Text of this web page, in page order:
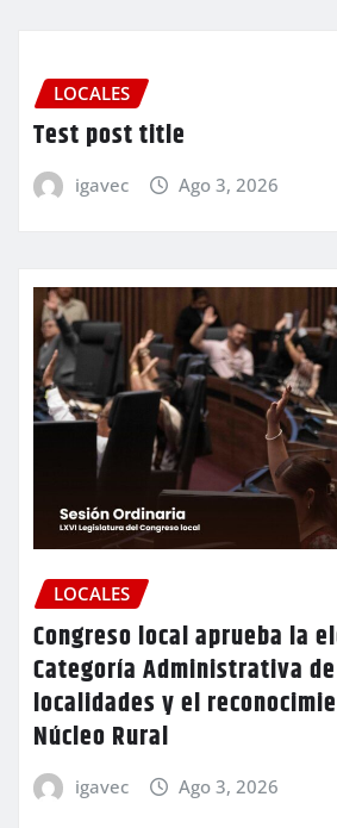
LOCALES
Test post title
igavec Ago 3, 2026
LOCALES
Congreso local aprueba la
Categoría Administrativa
localidades y el
Núcleo Rural
igavec Ago 3, 2026